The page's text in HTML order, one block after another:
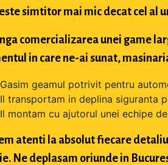
simtitor mai mic decat cel al
comercializarea unei game
in care ne-ai sunat,
Gasim geamul potrivit pentru
Il transportam in deplina siguranta
Il montam cu ajutorul unei echipe
atenti la absolut fiecare
Ne deplasam oriunde in